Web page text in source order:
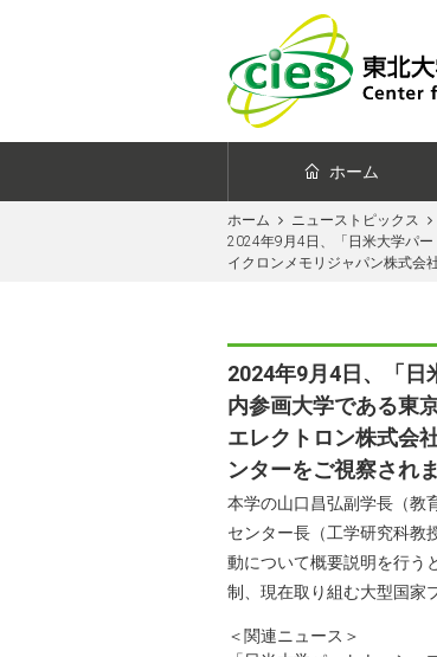
ホーム
ホーム
ニューストピックス
2024年9月4日、「日米大学パ
イクロンメモリジャパン株式会
2024年9月4日、「日
内参画大学である東
エレクトロン株式会
ンターをご視察されま
本学の山口昌弘副学長（教
センター長（工学研究科教
動について概要説明を行う
制、現在取り組む大型国家
＜関連ニュース＞